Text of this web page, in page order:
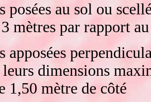
posées au sol ou
mètres par rapport
apposées
dimensions
1,50 mètre de côté